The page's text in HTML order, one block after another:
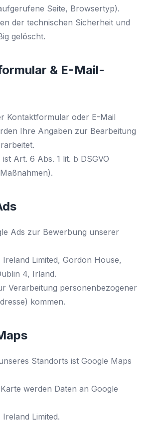
Seite, Browsertyp).
der technischen Sicherheit und
gelöscht.
& E-Mail-
Kontaktformular oder E-Mail
Ihre Angaben zur Bearbeitung
Art. 6 Abs. 1 lit. b DSGVO
Ads zur Bewerbung unserer
Ireland Limited, Gordon House,
4, Irland.
Verarbeitung personenbezogener
kommen.
Standorts ist Google Maps
werden Daten an Google
Limited.